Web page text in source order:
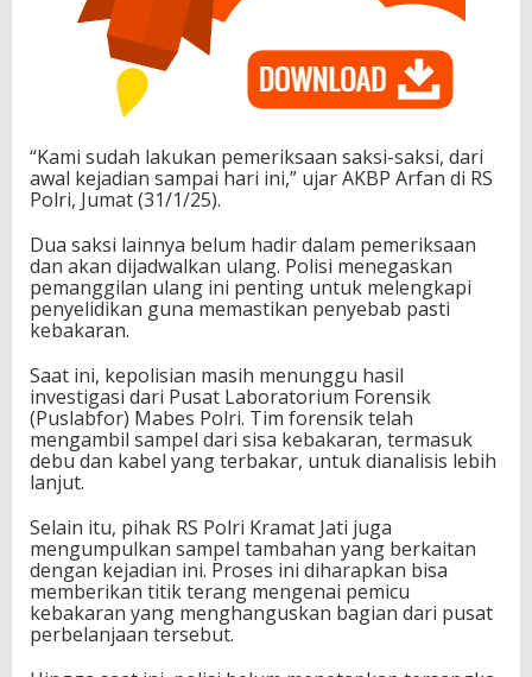
“Kami sudah lakukan pemeriksaan saksi-saksi, dari
awal kejadian sampai hari ini,” ujar AKBP Arfan di RS
Polri, Jumat (31/1/25).
Dua saksi lainnya belum hadir dalam pemeriksaan
dan akan dijadwalkan ulang. Polisi menegaskan
pemanggilan ulang ini penting untuk melengkapi
penyelidikan guna memastikan penyebab pasti
kebakaran.
Saat ini, kepolisian masih menunggu hasil
investigasi dari Pusat Laboratorium Forensik
(Puslabfor) Mabes Polri. Tim forensik telah
mengambil sampel dari sisa kebakaran, termasuk
debu dan kabel yang terbakar, untuk dianalisis lebih
lanjut.
Selain itu, pihak RS Polri Kramat Jati juga
mengumpulkan sampel tambahan yang berkaitan
dengan kejadian ini. Proses ini diharapkan bisa
memberikan titik terang mengenai pemicu
kebakaran yang menghanguskan bagian dari pusat
perbelanjaan tersebut.